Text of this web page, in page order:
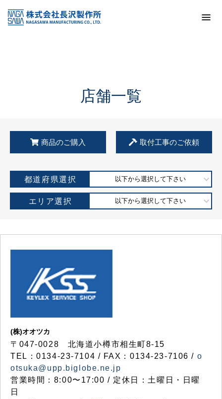
KSS加盟店・取扱店情報
店舗一覧
店舗一覧
商品のご購入 取付工事のご依頼
都道府県選択 以下から選択して下さい
エリア選択 以下から選択して下さい
(株)オオツカ
〒047-0028 北海道小樽市相生町8-15
TEL：0134-23-7104 / FAX：0134-23-7106 / o
otsuka@upp.biglobe.ne.jp
営業時間：8:00〜17:00 / 定休日：土曜日・日曜
日